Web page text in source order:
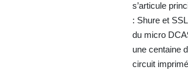
s’articule
: Shure et
du micro
une centaine
circuit